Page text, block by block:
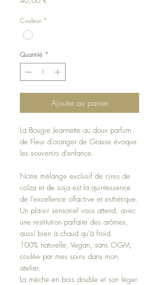
Couleur *
Quantité *
Ajouter au panier
La Bougie Jeannette au doux parfum
de Fleur d'oranger de Grasse évoque
les souvenirs d'enfance.
Notre mélange exclusif de cires de
colza et de soja est la quintessence
de l'excellence olfactive et esthétique.
Un plaisir sensoriel vous attend, avec
une restitution parfaite des arômes,
aussi bien à chaud qu'à froid.
100% naturelle, Vegan, sans OGM,
coulée par mes soins dans mon
atelier.
La mèche en bois double et son léger